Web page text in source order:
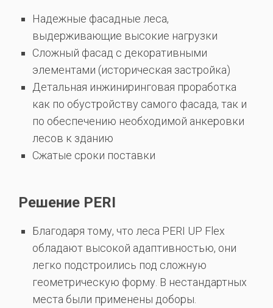
Надежные фасадные леса,
выдерживающие высокие нагрузки
Сложный фасад с декоративными
элементами (историческая застройка)
Детальная инжиниринговая проработка
как по обустройству самого фасада, так и
по обеспечению необходимой анкеровки
лесов к зданию
Сжатые сроки поставки
Решение PERI
Благодаря тому, что леса PERI UP Flex
обладают высокой адаптивностью, они
легко подстроились под сложную
геометрическую форму. В нестандартных
места были применены доборы.